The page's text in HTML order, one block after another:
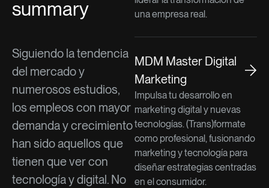
summary
Siguiendo la tendencia
del mercado y
numerosos estudios,
los empleos con mayor
demanda y crecimiento
han sido aquellos que
tienen que ver con
tecnología y digital. No
una empresa real.
MDM Master Digital
Marketing
Impulsa tu desarrollo en
marketing digital y nuevas
tecnologías. (Trans)formate
como profesional, fusionando
marketing y tecnología para
diseñar estrategias centradas
en el consumidor.